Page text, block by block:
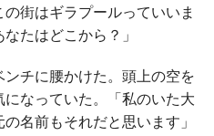
の街はギラプールっていいま
たはどこから？」
チに腰かけた。頭上の空を
なっていた。「私のいた大
名前もそれだと思います」